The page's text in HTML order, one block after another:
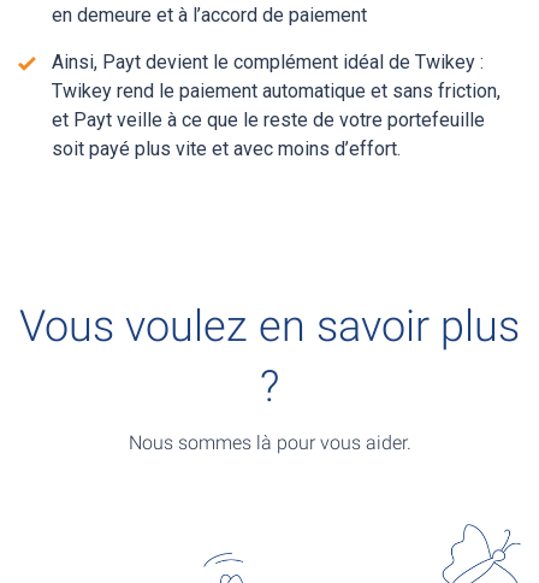
en demeure et à l’accord de paiement
Ainsi, Payt devient le complément idéal de Twikey :
Twikey rend le paiement automatique et sans friction,
et Payt veille à ce que le reste de votre portefeuille
soit payé plus vite et avec moins d’effort.
Vous voulez en savoir plus
?
Nous sommes là pour vous aider.